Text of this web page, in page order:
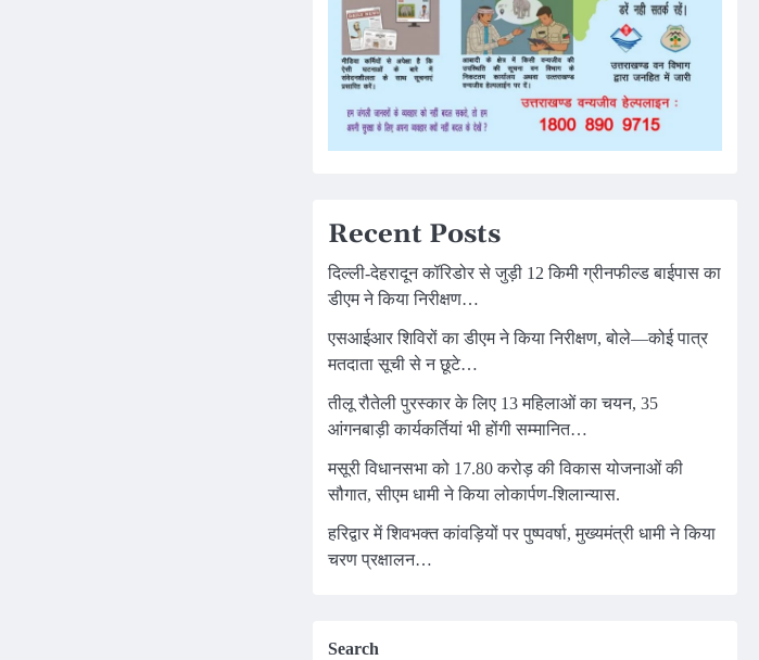
Recent Posts
दिल्ली-देहरादून कॉरिडोर से जुड़ी 12 किमी ग्रीनफील्ड बाईपास का
डीएम ने किया निरीक्षण…
एसआईआर शिविरों का डीएम ने किया निरीक्षण, बोले—कोई पात्र
मतदाता सूची से न छूटे…
तीलू रौतेली पुरस्कार के लिए 13 महिलाओं का चयन, 35
आंगनबाड़ी कार्यकर्तियां भी होंगी सम्मानित…
मसूरी विधानसभा को 17.80 करोड़ की विकास योजनाओं की
सौगात, सीएम धामी ने किया लोकार्पण-शिलान्यास.
हरिद्वार में शिवभक्त कांवड़ियों पर पुष्पवर्षा, मुख्यमंत्री धामी ने किया
चरण प्रक्षालन…
Search